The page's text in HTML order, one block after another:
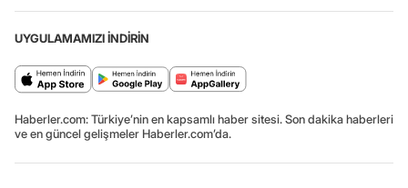
UYGULAMAMIZI İNDİRİN
Haberler.com: Türkiye’nin en kapsamlı haber sitesi. Son dakika haberleri
ve en güncel gelişmeler Haberler.com’da.